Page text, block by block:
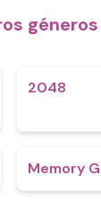
2048
Memory